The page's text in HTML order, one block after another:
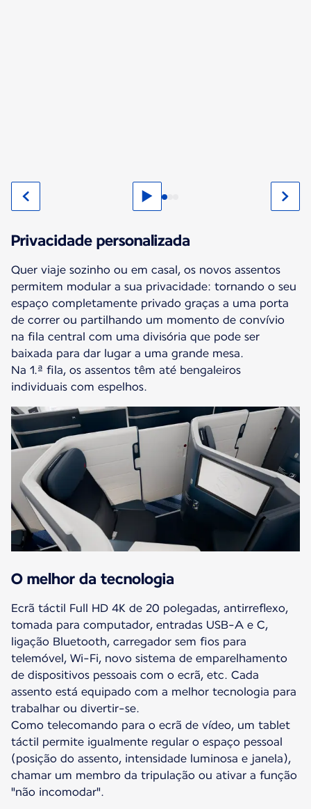
Privacidade personalizada
Quer viaje sozinho ou em casal, os novos assentos
permitem modular a sua privacidade: tornando o seu
espaço completamente privado graças a uma porta
de correr ou partilhando um momento de convívio
na fila central com uma divisória que pode ser
baixada para dar lugar a uma grande mesa.
Na 1.ª fila, os assentos têm até bengaleiros
individuais com espelhos.
O melhor da tecnologia
Ecrã táctil Full HD 4K de 20 polegadas, antirreflexo,
tomada para computador, entradas USB-A e C,
ligação Bluetooth, carregador sem fios para
telemóvel, Wi-Fi, novo sistema de emparelhamento
de dispositivos pessoais com o ecrã, etc. Cada
assento está equipado com a melhor tecnologia para
trabalhar ou divertir-se.
Como telecomando para o ecrã de vídeo, um tablet
táctil permite igualmente regular o espaço pessoal
(posição do assento, intensidade luminosa e janela),
chamar um membro da tripulação ou ativar a função
"não incomodar".